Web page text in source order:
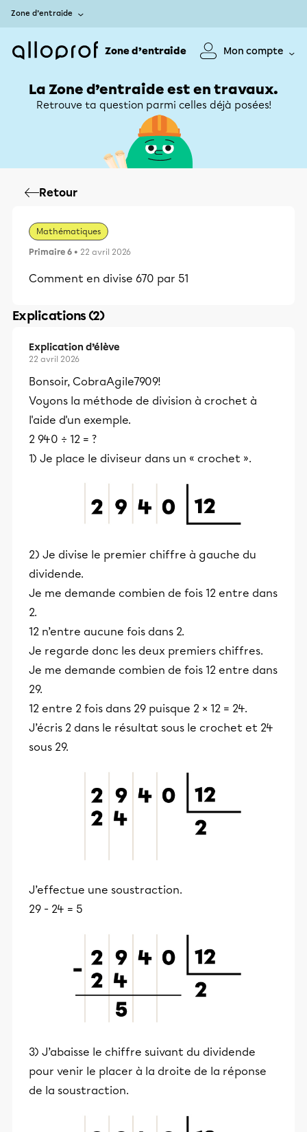
Zone d’entraide
Zone d’entraide Mon compte
La Zone d’entraide est en travaux.
Retrouve ta question parmi celles déjà posées!
Retour
Mathématiques
Primaire 6 • 22 avril 2026
Comment en divise 670 par 51
Explications (2)
Explication d’élève
22 avril 2026
Bonsoir, CobraAgile7909!
Voyons la méthode de division à crochet à
l'aide d'un exemple.
2 940 ÷ 12 = ?
1) Je place le diviseur dans un « crochet ».
2) Je divise le premier chiffre à gauche du
dividende.
Je me demande combien de fois 12 entre dans
2.
12 n’entre aucune fois dans 2.
Je regarde donc les deux premiers chiffres.
Je me demande combien de fois 12 entre dans
29.
12 entre 2 fois dans 29 puisque 2 × 12 = 24.
J’écris 2 dans le résultat sous le crochet et 24
sous 29.
J’effectue une soustraction.
29 - 24 = 5
3) J’abaisse le chiffre suivant du dividende
pour venir le placer à la droite de la réponse
de la soustraction.